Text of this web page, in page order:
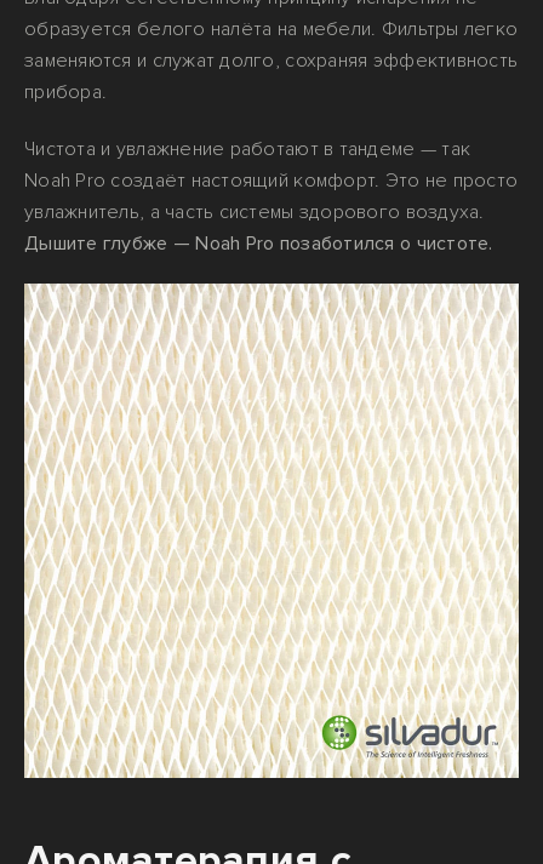
образуется белого налёта на мебели. Фильтры легко
заменяются и служат долго, сохраняя эффективность
прибора.
Чистота и увлажнение работают в тандеме — так
Noah Pro создаёт настоящий комфорт. Это не просто
увлажнитель, а часть системы здорового воздуха.
Дышите глубже — Noah Pro позаботился о чистоте.